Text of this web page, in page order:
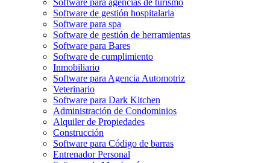
Software de gestión hospitalaria
Software para spa
Software de gestión de herramientas
Software para Bares
Software de cumplimiento
Inmobiliario
Software para Agencia Automotriz
Veterinario
Software para Dark Kitchen
Administración de Condominios
Alquiler de Propiedades
Construcción
Software para Código de barras
Entrenador Personal